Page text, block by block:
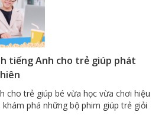
tiếng Anh cho trẻ giúp phát
cho trẻ giúp bé vừa học vừa chơi hiệu
khám phá những bộ phim giúp trẻ giỏi